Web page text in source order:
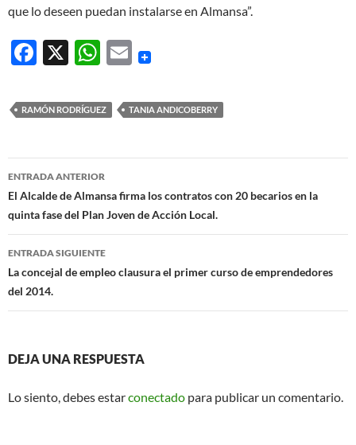
que lo deseen puedan instalarse en Almansa”.
F
e
b
o
o
k
X
W
at
s
A
p
p
E
ail
RAMÓN RODRÍGUEZ TANIA ANDICOBERRY
Navegación
de
entradas
ENTRADA ANTERIOR
El Alcalde de Almansa firma los contratos con 20 becarios en la
quinta fase del Plan Joven de Acción Local.
ENTRADA SIGUIENTE
La concejal de empleo clausura el primer curso de emprendedores
del 2014.
DEJA UNA RESPUESTA
Lo siento, debes estarconectado para publicar un comentario.